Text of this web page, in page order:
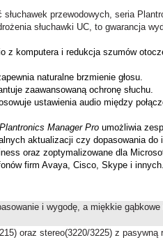
przewodowych, seria
słuchawki UC, to gwarancja
z komputera i redukcja szumów
naturalne brzmienie głosu.
zaawansowaną ochronę słuchu.
ustawienia audio między
Plantronics Manager Pro umożliwia
aktualizacji czy dopasowania
oraz zoptymalizowane dla
firm Avaya, Cisco, Skype i innych.
i wygodę, a miękkie
oraz stereo(3220/3225) z pasywną